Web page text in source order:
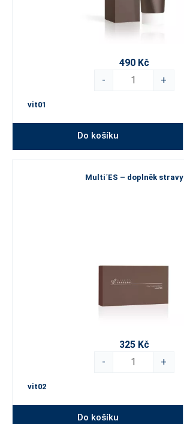
490 Kč
-
+
vit01
Do košíku
Multi´ES – doplněk stravy
325 Kč
-
+
vit02
Do košíku